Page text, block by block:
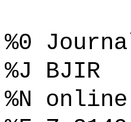
%0
%J BJIR
%N